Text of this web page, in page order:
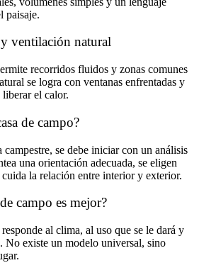
paisaje.
ventilación natural
recorridos fluidos y zonas comunes
se logra con ventanas enfrentadas y
el calor.
de campo?
se debe iniciar con un análisis
una orientación adecuada, se eligen
la relación entre interior y exterior.
campo es mejor?
al clima, al uso que se le dará y
No existe un modelo universal, sino